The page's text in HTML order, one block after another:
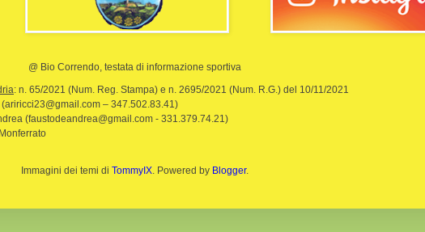
@ Bio Correndo, testata di informazione sportiva
: n. 65/2021 (Num. Reg. Stampa) e n. 2695/2021 (Num. R.G.) del 10/11/2021
(ariricci23@gmail.com – 347.502.83.41)
(faustodeandrea@gmail.com - 331.379.74.21)
Immagini dei temi di TommyIX. Powered by Blogger.